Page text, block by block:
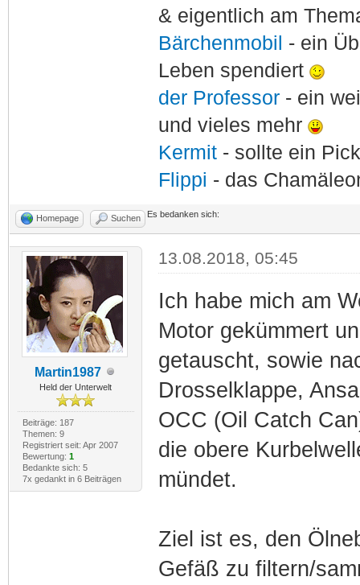
& eigentlich am
Bärchenmobil - ein
Leben spendiert
der Professor - ein
und vieles mehr
Kermit- sollte ein
Flippi - das
Homepage Suchen Es bedanken sich:
Martin1987
Held der Unterwelt
Beiträge: 187
Themen: 9
Registriert seit: Apr 2007
Bewertung: 1
Bedankte sich: 5
7x gedankt in 6 Beiträgen
13.08.2018, 05:45
Ich habe mich am
Motor gekümmert
getauscht, sowie
Drosselklappe,
OCC (Oil Catch
die obere
mündet.
Ziel ist es, den
Gefäß zu filtern/